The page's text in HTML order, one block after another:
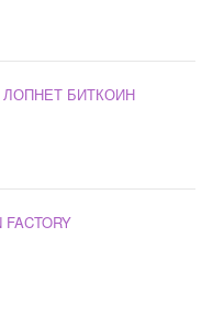
БИТКОИН